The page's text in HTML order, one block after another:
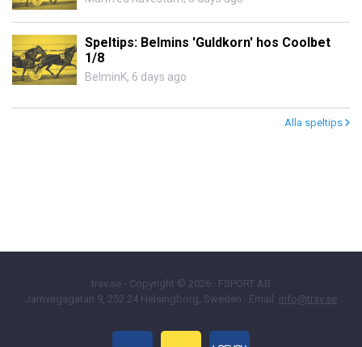
Speltips: Belmins 'Guldkorn' hos Coolbet
1/8
BelminK, 6 days ago
Alla speltips
trav.se - Copyright © 2026 · FSPORT AB
Järnvägsgatan 9, 252 24 Helsingborg, Sweden · Email: info@trav.se